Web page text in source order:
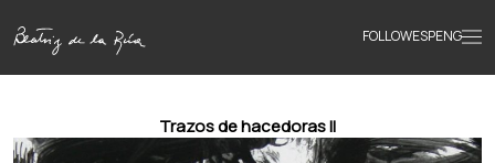
FOLLOWESPENG
Accueil
Trazos de hacedoras ll